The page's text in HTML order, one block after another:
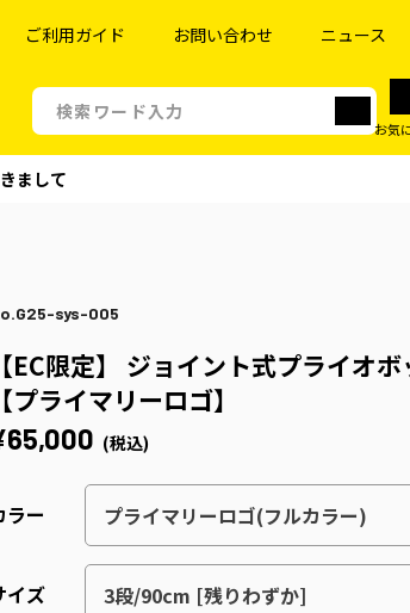
ご利用ガイド お問い合わせ ニュース
お気
まして
sys-005
【EC限定】 ジョイント式プライオボ
【プライマリーロゴ】
(税込)
ラー
イズ